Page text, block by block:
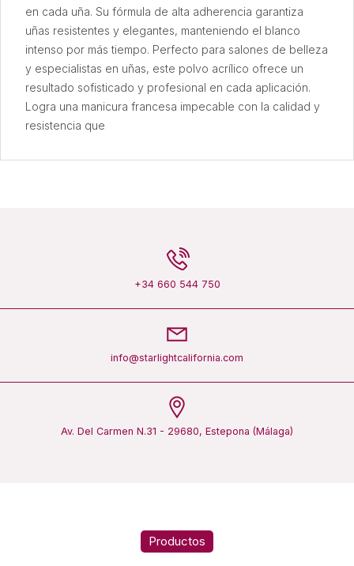
en cada uña. Su fórmula de alta adherencia garantiza
uñas resistentes y elegantes, manteniendo el blanco
intenso por más tiempo. Perfecto para salones de belleza
y especialistas en uñas, este polvo acrílico ofrece un
resultado sofisticado y profesional en cada aplicación.
Logra una manicura francesa impecable con la calidad y
resistencia que
+34 660 544 750
info@starlightcalifornia.com
Av. Del Carmen N.31 - 29680, Estepona (Málaga)
Productos